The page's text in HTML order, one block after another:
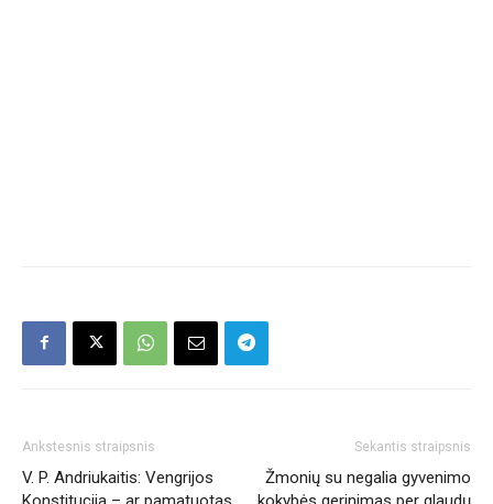
Ankstesnis straipsnis
V. P. Andriukaitis: Vengrijos
Sekantis straipsnis
Žmonių su negalia gyvenimo